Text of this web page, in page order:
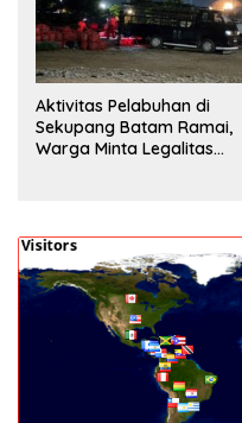
Aktivitas Pelabuhan di
Sekupang Batam Ramai,
Warga Minta Legalitas